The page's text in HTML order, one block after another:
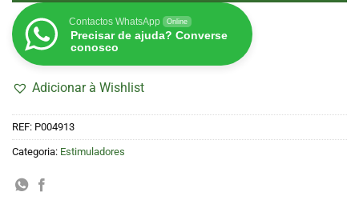
Contactos WhatsApp Online
Precisar de ajuda? Converse
conosco
Adicionar à Wishlist
REF: P004913
Categoria: Estimuladores